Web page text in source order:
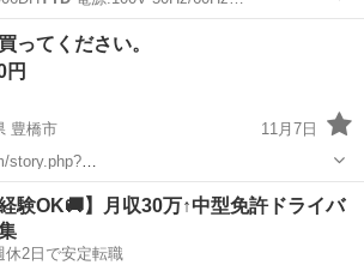
円寺駅 テレビ
ってください。
円
豊橋市
11月7日
story.php?
wAK7gmeH9D5EmN6kN3hFN5ZnnjSqc4PVvz
品 場所
経験OK🚚】月収30万↑中型免許ドライバ
休2日で安定転職